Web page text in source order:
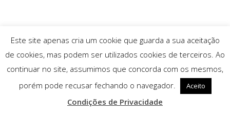
© 2025 Associação ST Arte |Condições de Privacidade
Este site apenas cria um cookie que guarda a sua aceitação
de cookies, mas podem ser utilizados cookies de terceiros. Ao
continuar no site, assumimos que concorda com os mesmos,
porém pode recusar fechando o navegador.
Aceito
Condições de Privacidade